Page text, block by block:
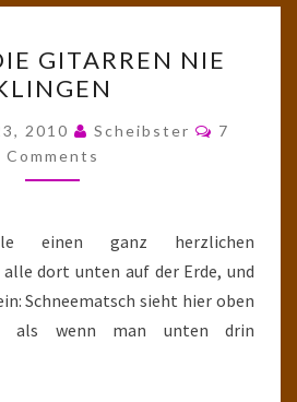
IE G
ITARREN N
IE K
LINGEN
GITARREN NIE K
2010 Scheibster
7
Comments
einen ganz herzlichen
dort unten auf der Erde, und
Schneematsch sieht hier oben
als wenn man unten drin